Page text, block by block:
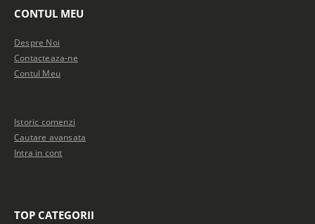
CONTUL MEU
Despre Noi
Contacteaza-ne
Contul Meu
Istoric comenzi
Cautare avansata
Intra in cont
TOP CATEGORII